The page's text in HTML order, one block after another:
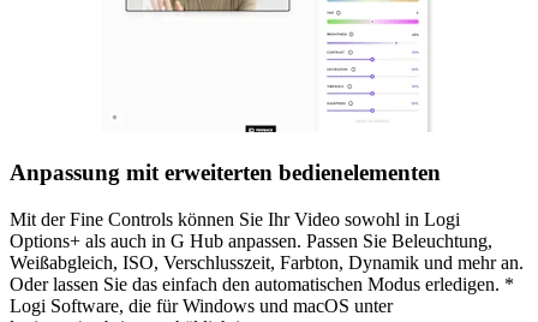
Anpassung mit erweiterten bedienelementen
Mit der Fine Controls können Sie Ihr Video sowohl in Logi
Options+ als auch in G Hub anpassen. Passen Sie Beleuchtung,
Weißabgleich, ISO, Verschlusszeit, Farbton, Dynamik und mehr an.
Oder lassen Sie das einfach den automatischen Modus erledigen. *
Logi Software, die für Windows und macOS unter